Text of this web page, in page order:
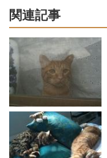
関連記事